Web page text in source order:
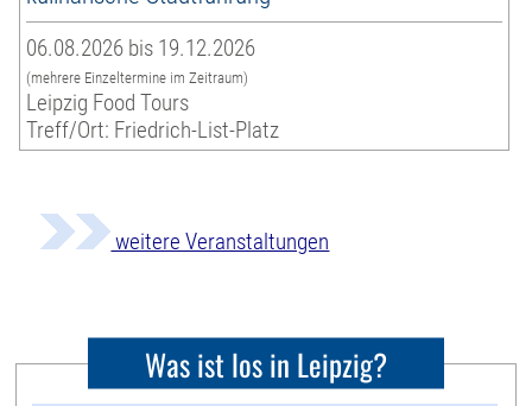
06.08.2026 bis 19.12.2026
(mehrere Einzeltermine im Zeitraum)
Leipzig Food Tours
Treff/Ort: Friedrich-List-Platz
weitere Veranstaltungen
Was ist los in Leipzig?